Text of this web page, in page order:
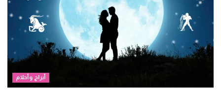
أبراج وأحلام